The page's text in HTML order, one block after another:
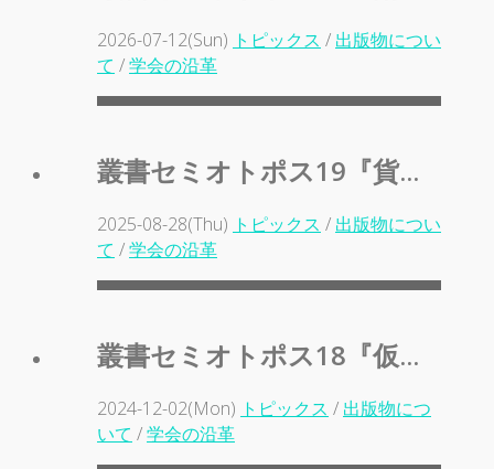
2026-07-12(Sun) トピックス / 出版物につい
て /学会の沿革
叢書セミオトポス19『貨...
2025-08-28(Thu) トピックス / 出版物につい
て /学会の沿革
叢書セミオトポス18『仮...
2024-12-02(Mon) トピックス / 出版物につ
いて /学会の沿革